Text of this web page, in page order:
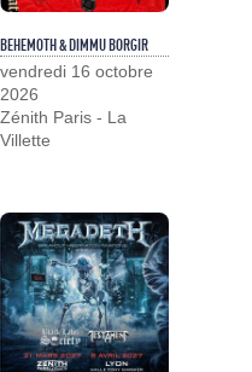
BEHEMOTH & DIMMU BORGIR
vendredi 16 octobre
2026
Zénith Paris - La
Villette